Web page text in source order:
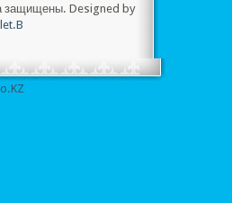
защищены. Designed by